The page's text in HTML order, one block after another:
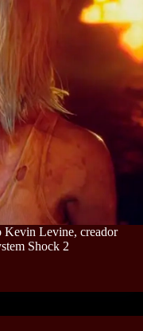
Kevin Levine, creador
Shock 2